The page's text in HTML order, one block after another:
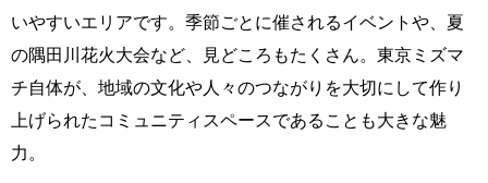
いやすいエリアです。季節ごとに催されるイベントや、夏
の隅田川花火大会など、見どころもたくさん。東京ミズマ
チ自体が、地域の文化や人々のつながりを大切にして作り
上げられたコミュニティスペースであることも大きな魅
力。